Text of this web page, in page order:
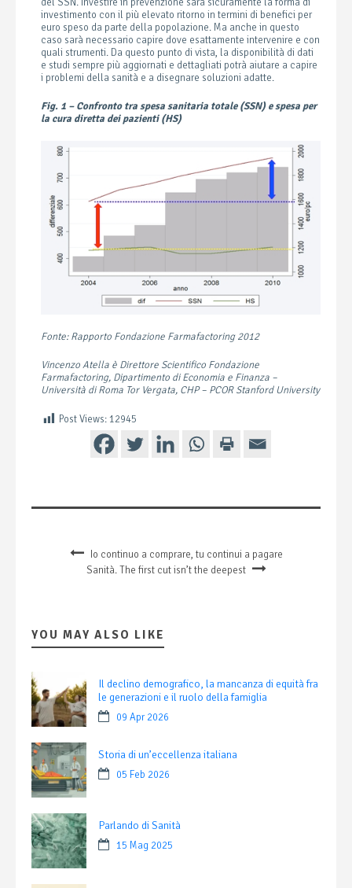
investimento con il più elevato ritorno in termini di benefici per
euro speso da parte della popolazione. Ma anche in questo
caso sarà necessario capire dove esattamente intervenire e con
quali strumenti. Da questo punto di vista, la disponibilità di dati
e studi sempre più aggiornati e dettagliati potrà aiutare a capire
i problemi della sanità e a disegnare soluzioni adatte.
Fig. 1 – Confronto tra spesa sanitaria totale (SSN) e spesa per
la cura diretta dei pazienti (HS)
Fonte: Rapporto Fondazione Farmafactoring 2012
Vincenzo Atella è Direttore Scientifico Fondazione
Farmafactoring, Dipartimento di Economia e Finanza –
Università di Roma Tor Vergata, CHP – PCOR Stanford University
Post Views: 12945
Io continuo a comprare, tu continui a pagare
Sanità. The first cut isn’t the deepest
YOU MAY ALSO LIKE
Il declino demografico, la mancanza di equità fra
le generazioni e il ruolo della famiglia
09 Apr 2026
Storia di un’eccellenza italiana
05 Feb 2026
Parlando di Sanità
15 Mag 2025